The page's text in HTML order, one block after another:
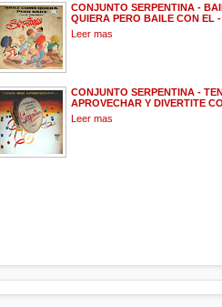
CONJUNTO SERPENTINA -
QUIERA PERO BAILE CON EL
Leer mas
CONJUNTO SERPENTINA -
APROVECHAR Y DIVERTITE
Leer mas